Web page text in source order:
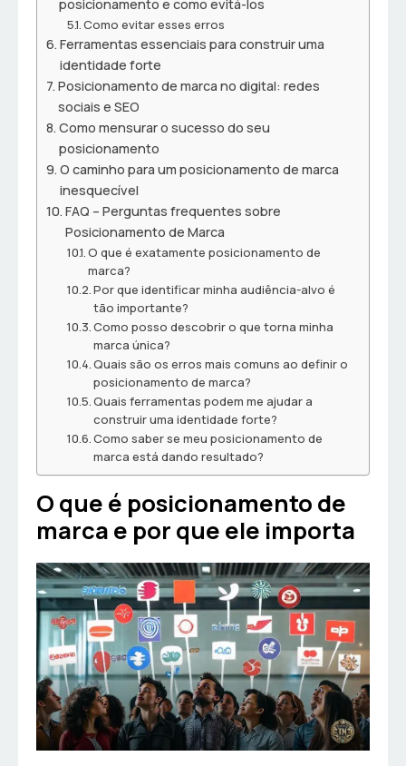
posicionamento e como evitá-los
Como evitar esses erros
Ferramentas essenciais para construir uma
identidade forte
Posicionamento de marca no digital: redes
sociais e SEO
Como mensurar o sucesso do seu
posicionamento
O caminho para um posicionamento de marca
inesquecível
FAQ – Perguntas frequentes sobre
Posicionamento de Marca
O que é exatamente posicionamento de
marca?
Por que identificar minha audiência-alvo é
tão importante?
Como posso descobrir o que torna minha
marca única?
Quais são os erros mais comuns ao definir o
posicionamento de marca?
Quais ferramentas podem me ajudar a
construir uma identidade forte?
Como saber se meu posicionamento de
marca está dando resultado?
O que é posicionamento de
marca e por que ele importa